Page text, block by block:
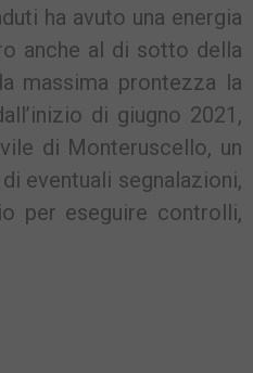
ha avuto una energia
anche al di sotto della
massima prontezza la
di giugno 2021,
di Monteruscello, un
eventuali segnalazioni,
per eseguire controlli,